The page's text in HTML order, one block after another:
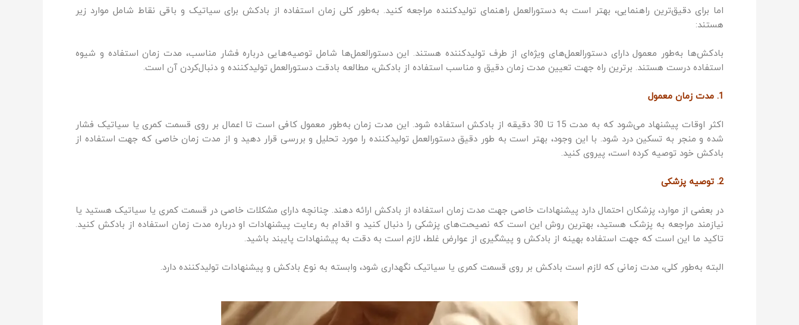
اما برای دقیق‌ترین راهنمایی، بهتر است به دستورالعمل راهنمای تولیدکننده مراجعه کنید. به‌طور کلی زمان استفاده از بادکش برای سیاتیک و باقی نقاط شامل موارد زیر
هستند:
بادکش‌ها به‌طور معمول دارای دستورالعمل‌های ویژه‌ای از طرف تولیدکننده هستند. این دستورالعمل‌ها شامل توصیه‌هایی درباره فشار مناسب، مدت زمان استفاده و شیوه
استفاده درست هستند. برترین راه جهت تعیین مدت زمان دقیق و مناسب استفاده از بادکش، مطالعه بادقت دستورالعمل تولیدکننده و دنبال‌کردن آن است.
1. مدت زمان معمول
اکثر اوقات پیشنهاد می‌شود که به مدت 15 تا 30 دقیقه از بادکش استفاده شود. این مدت زمان به‌طور معمول کافی است تا اعمال بر روی قسمت کمری یا سیاتیک فشار
شده و منجر به تسکین درد شود. با این وجود، بهتر است به طور دقیق دستورالعمل تولیدکننده را مورد تحلیل و بررسی قرار دهید و از مدت زمان خاصی که جهت استفاده از
بادکش خود توصیه کرده است، پیروی کنید.
2. توصیه پزشکی
در بعضی از موارد، پزشکان احتمال دارد پیشنهادات خاصی جهت مدت زمان استفاده از بادکش ارائه دهند. چنانچه دارای مشکلات خاصی در قسمت کمری یا سیاتیک هستید یا
نیازمند مراجعه به پزشک هستید، بهترین روش این است که نصیحت‌های پزشکی را دنبال کنید و اقدام به رعایت پیشنهادات او درباره مدت زمان استفاده از بادکش کنید.
تاکید ما این است که جهت استفاده بهینه از بادکش و پیشگیری از عوارض غلط، لازم است به دقت به پیشنهادات پایبند باشید.
البته به‌طور کلی، مدت زمانی که لازم است بادکش بر روی قسمت کمری یا سیاتیک نگهداری شود، وابسته به نوع بادکش و پیشنهادات تولیدکننده دارد.